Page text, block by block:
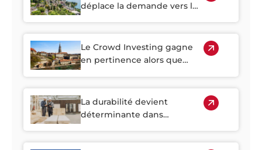
déplace la demande vers les
Le Crowd Investing gagne
en pertinence alors que
La durabilité devient
déterminante dans